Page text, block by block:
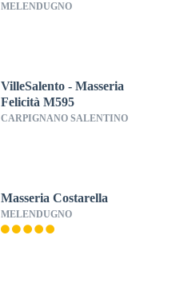
MELENDUGNO
VilleSalento - Masseria
Felicità M595
CARPIGNANO SALENTINO
Masseria Costarella
MELENDUGNO